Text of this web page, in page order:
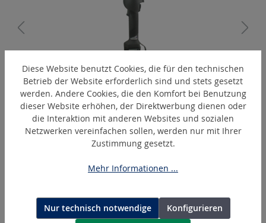
InLinerIC15
Akku-hydraulische Stabpresse % Aktion %
Produktgalerie überspringen
Ähnliche Artikel
Diese Website benutzt Cookies, die für den technischen
Betrieb der Website erforderlich sind und stets gesetzt
werden. Andere Cookies, die den Komfort bei Benutzung
dieser Website erhöhen, der Direktwerbung dienen oder
die Interaktion mit anderen Websites und sozialen
Netzwerken vereinfachen sollen, werden nur mit Ihrer
Zustimmung gesetzt.
Mehr Informationen ...
Nur technisch notwendige
Konfigurieren